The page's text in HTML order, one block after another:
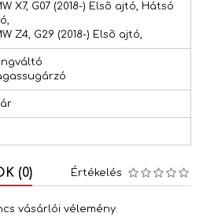
X7, G07 (2018-) Elsõ ajtó, Hátsó
Z4, G29 (2018-) Elsõ ajtó,
(0) Értékelés
vásárlói vélemény.